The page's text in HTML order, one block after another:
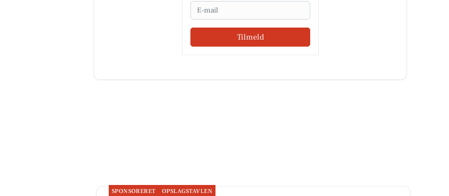
Email
Tilmeld
SPONSORERET OPSLAGSTAVLEN